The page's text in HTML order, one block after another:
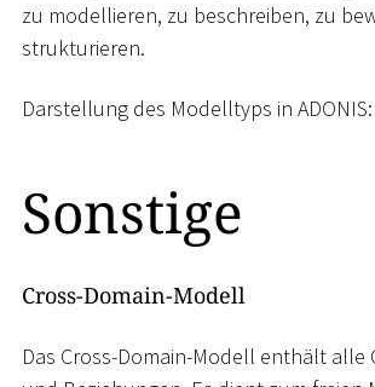
zu modellieren, zu beschreiben, zu
strukturieren.
Darstellung des Modelltyps in ADONIS:
Sonstige
Cross-Domain-Modell
Das Cross-Domain-Modell enthält alle